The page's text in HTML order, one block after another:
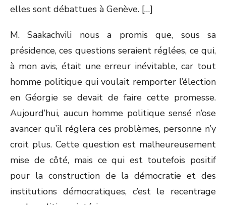
elles sont débattues à Genève. […]
M. Saakachvili nous a promis que, sous sa
présidence, ces questions seraient réglées, ce qui,
à mon avis, était une erreur inévitable, car tout
homme politique qui voulait remporter l’élection
en Géorgie se devait de faire cette promesse.
Aujourd’hui, aucun homme politique sensé n’ose
avancer qu’il réglera ces problèmes, personne n’y
croit plus. Cette question est malheureusement
mise de côté, mais ce qui est toutefois positif
pour la construction de la démocratie et des
institutions démocratiques, c’est le recentrage